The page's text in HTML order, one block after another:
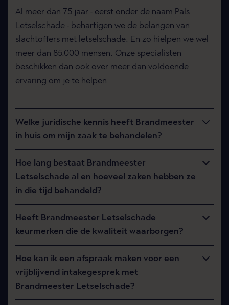
Al meer dan 75 jaar - eerst onder de naam Pals
Letselschade - behartigen we de belangen van
slachtoffers met letselschade. En zo hielpen we wel
meer dan 85.000 mensen. Onze specialisten
beschikken dan ook over meer dan voldoende
ervaring om je te helpen.
Welke juridische kennis heeft Brandmeester
in huis om mijn zaak te behandelen?
Hoe lang bestaat Brandmeester
Letselschade al en hoeveel zaken hebben ze
in die tijd behandeld?
Heeft Brandmeester Letselschade
keurmerken die de kwaliteit waarborgen?
Hoe kan ik een afspraak maken voor een
vrijblijvend intakegesprek met
Brandmeester Letselschade?